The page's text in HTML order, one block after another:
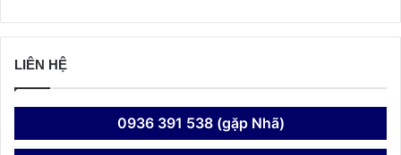
LIÊN HỆ
0936 391 538 (gặp Nhã)